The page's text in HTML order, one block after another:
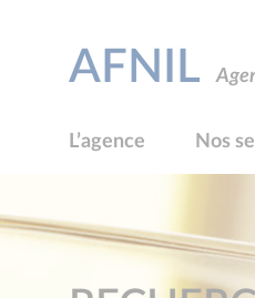
AFNIL
L’agence Nos